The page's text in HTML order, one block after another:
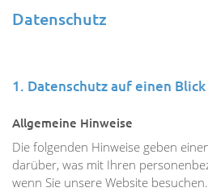
Datenschutz
1. Datenschutz auf einen Blick
Allgemeine Hinweise
Die folgenden Hinweise geben
darüber, was mit Ihren
wenn Sie unsere Website